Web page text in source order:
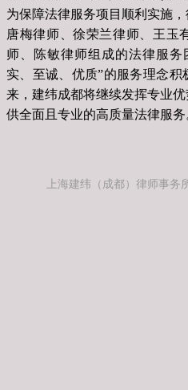
为保障法律服务项目顺利实施
唐梅律师、徐荣兰律师、王玉
师、陈敏律师组成的法律服
实、至诚、优质”的服务理念
来，建纬成都将继续发挥专业
供全面且专业的高质量法律服务
上海建纬（成都）律师事